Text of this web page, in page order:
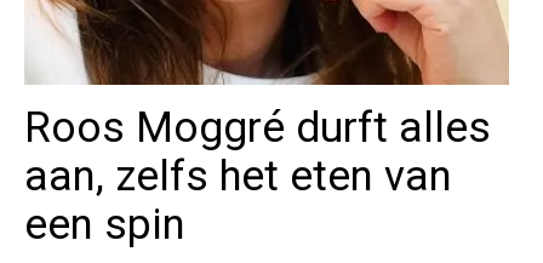
Roos Moggré durft alles
aan, zelfs het eten van
een spin